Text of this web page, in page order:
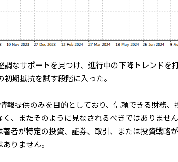
調なサポートを見つけ、進行中の下降トレンドを
期抵抗を試す段階に入った。
報提供のみを目的としており、信頼できる財務、
く、またそのように見なされるべきではありませ
者が特定の投資、証券、取引、または投資戦略
りません。